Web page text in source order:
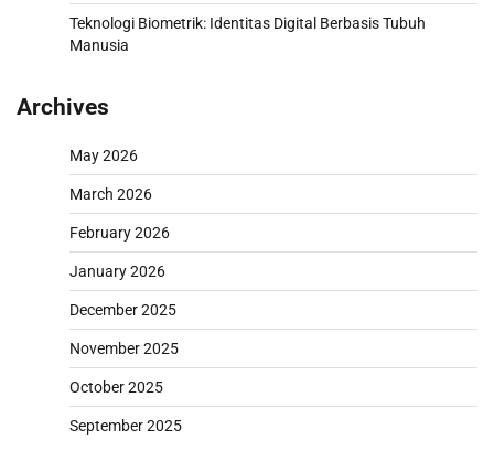
Teknologi Biometrik: Identitas Digital Berbasis Tubuh
Manusia
Archives
May 2026
March 2026
February 2026
January 2026
December 2025
November 2025
October 2025
September 2025